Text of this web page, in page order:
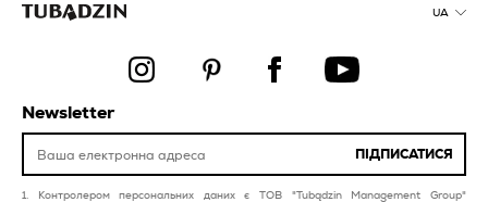
плитка для балконів та
терас бежева
плитка для ванної
спа темно-синя
різнокольорова
плитка для вітальні та
UA
Newsletter
ПІДПИСАТИСЯ
Контролером персональних даних є ТОВ "Tubądzin Management Group"